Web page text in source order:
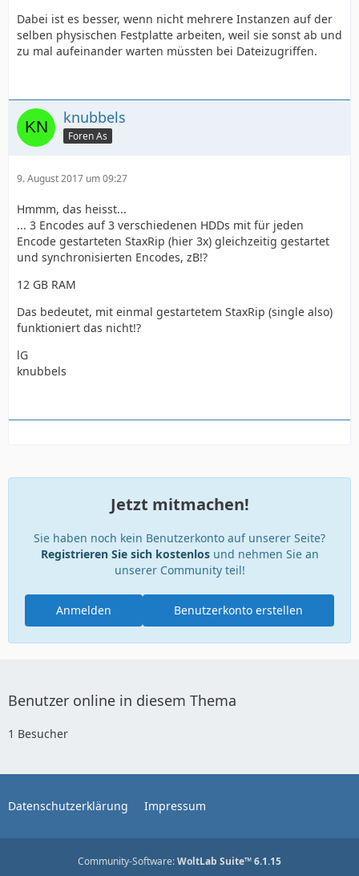
Dabei ist es besser, wenn nicht mehrere Instanzen auf der
selben physischen Festplatte arbeiten, weil sie sonst ab und
zu mal aufeinander warten müssten bei Dateizugriffen.
knubbels
Foren As
9. August 2017 um 09:27
Hmmm, das heisst...
... 3 Encodes auf 3 verschiedenen HDDs mit für jeden
Encode gestarteten StaxRip (hier 3x) gleichzeitig gestartet
und synchronisierten Encodes, zB!?
12 GB RAM
Das bedeutet, mit einmal gestartetem StaxRip (single also)
funktioniert das nicht!?
lG
knubbels
Jetzt mitmachen!
Sie haben noch kein Benutzerkonto auf unserer Seite?
Registrieren Sie sich kostenlosund nehmen Sie an
unserer Community teil!
Benutzerkonto erstellen
Anmelden
Benutzer online in diesem Thema
1 Besucher
Datenschutzerklärung Impressum
Community-Software:WoltLab Suite™ 6.1.15